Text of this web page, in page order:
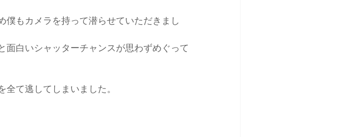
もカメラを持って潜らせていただきまし
白いシャッターチャンスが思わずめぐって
て逃してしまいました。